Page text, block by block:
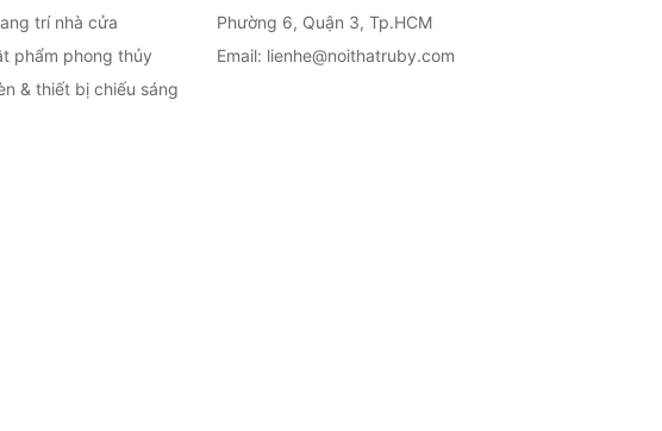
trí nhà cửa
phẩm phong thủy
& thiết bị chiếu sáng
Phường 6, Quận 3, Tp.HCM
Email: lienhe@noithatruby.com